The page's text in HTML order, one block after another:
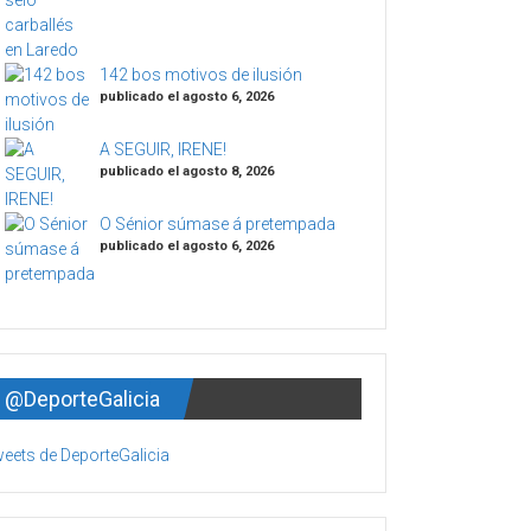
142 bos motivos de ilusión
publicado el agosto 6, 2026
A SEGUIR, IRENE!
publicado el agosto 8, 2026
O Sénior súmase á pretempada
publicado el agosto 6, 2026
@DeporteGalicia
de DeporteGalicia